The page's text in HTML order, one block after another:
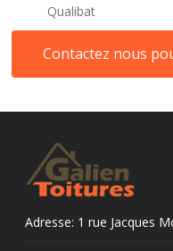
Qualibat
Contactez nous
Adresse: 1 rue Jacques